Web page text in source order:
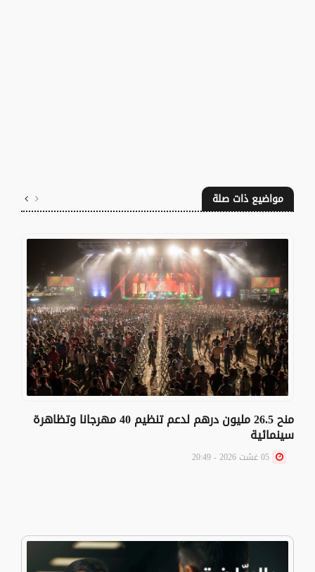
مواضيع ذات صلة
منح 26.5 مليون درهم لدعم تنظيم 40 مهرجانا وتظاهرة
سينمائية